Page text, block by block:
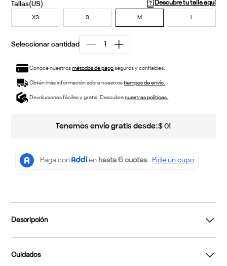
Descubre tu talla aquí
XS S M L
Conoce nuestrosmétodos de pagoseguros y confiables.
Obtén más información sobre nuestrostiempos de envío.
Devoluciones fáciles y gratis. Descubrenuestras políticas.
Tenemos envío gratis desde:$ 0!
Descripción
Cuidados